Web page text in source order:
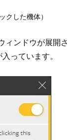
クした機体）
ィンドウが展開さ
っています。